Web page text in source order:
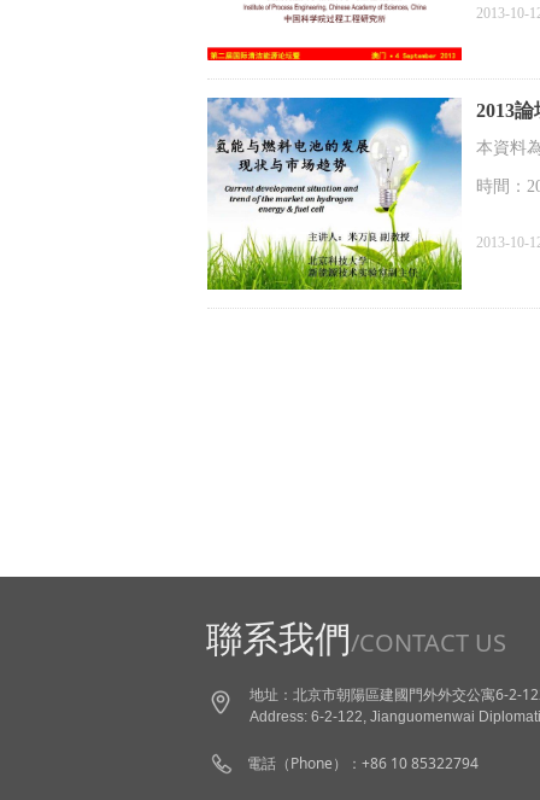
2013-10-
2013
本資料
時間：
2013-10-
聯系我們/CONTACT US
地址：北京市朝陽區建國門外外交公寓6-2-
Address: 6-2-122, Jianguomenwai
電話（Phone）：+86 10 85322794